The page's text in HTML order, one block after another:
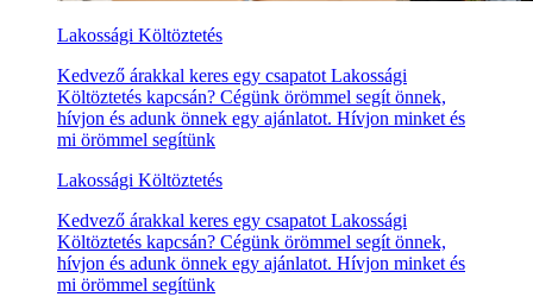
Lakossági Költöztetés
Kedvező árakkal keres egy csapatot Lakossági
Költöztetés kapcsán? Cégünk örömmel segít önnek,
hívjon és adunk önnek egy ajánlatot. Hívjon minket és
mi örömmel segítünk
Lakossági Költöztetés
Kedvező árakkal keres egy csapatot Lakossági
Költöztetés kapcsán? Cégünk örömmel segít önnek,
hívjon és adunk önnek egy ajánlatot. Hívjon minket és
mi örömmel segítünk